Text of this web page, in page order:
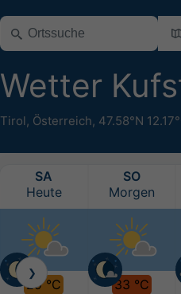
Wetter
Tirol, Österreich, 47.58°N
SA
Heute
29 °C
SO
Morgen
33 °C
❯